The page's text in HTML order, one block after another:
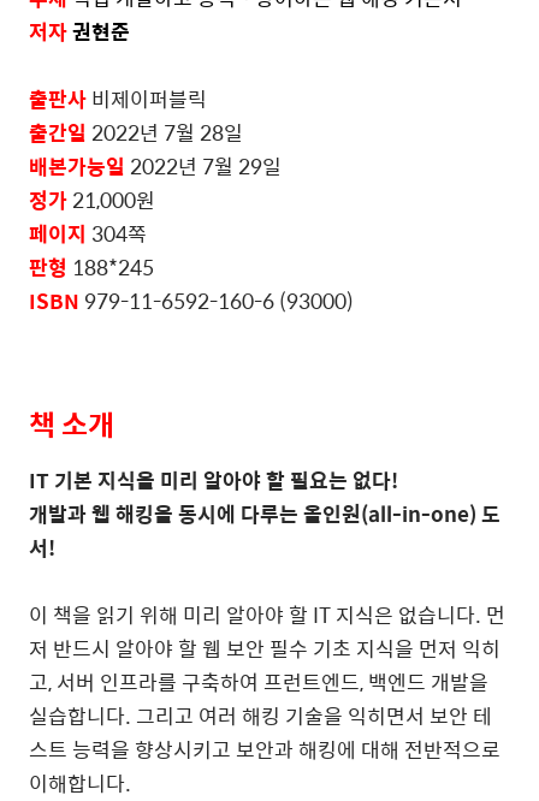
저자권현준
출판사비제이퍼블릭
출간일 2022년 7월 28일
배본가능일 2022년 7월 29일
정가21,000원
페이지 304쪽
판형 188*245
ISBN 979-11-6592-160-6 (93000)
책 소개
IT기본 지식을 미리 알아야 할 필요는 없다!
개발과 웹 해킹을 동시에 다루는 올인원(all-in-one)도
서!
이 책을 읽기 위해 미리 알아야 할 IT지식은 없습니다. 먼
저 반드시 알아야 할 웹 보안 필수 기초 지식을 먼저 익히
고,서버 인프라를 구축하여 프런트엔드,백엔드 개발을
실습합니다. 그리고 여러 해킹 기술을 익히면서 보안 테
스트 능력을 향상시키고 보안과 해킹에 대해 전반적으로
이해합니다.